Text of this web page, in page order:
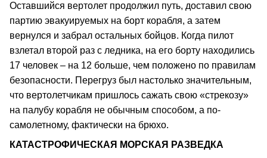
Оставшийся вертолет продолжил путь, доставил свою
партию эвакуируемых на борт корабля, а затем
вернулся и забрал остальных бойцов. Когда пилот
взлетал второй раз с ледника, на его борту находились
17 человек – на 12 больше, чем положено по правилам
безопасности. Перегруз был настолько значительным,
что вертолетчикам пришлось сажать свою «стрекозу»
на палубу корабля не обычным способом, а по-
самолетному, фактически на брюхо.
КАТАСТРОФИЧЕСКАЯ МОРСКАЯ РАЗВЕДКА